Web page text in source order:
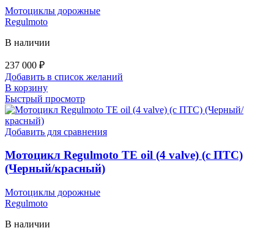
Мотоциклы дорожные
Regulmoto
В наличии
237 000 ₽
Добавить в список желаний
В корзину
Быстрый просмотр
Добавить для сравнения
Мотоцикл Regulmoto TE oil (4 valve) (с ПТС)
(Черный/красный)
Мотоциклы дорожные
Regulmoto
В наличии